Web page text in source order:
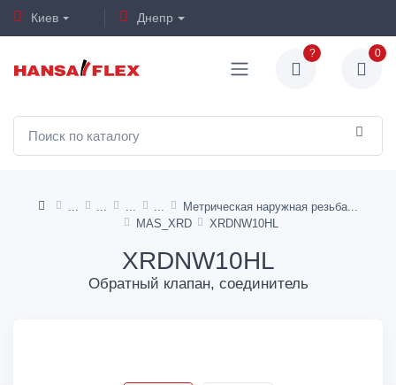
Киев Днепр
? 0
Метрическая наружная резьба
MAS_XRD
XRDNW10HL
XRDNW10HL
Обратный клапан, соединитель